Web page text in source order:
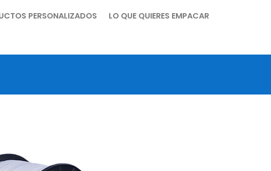
PERSONALIZADOS
LO QUE QUIERES EMPACAR